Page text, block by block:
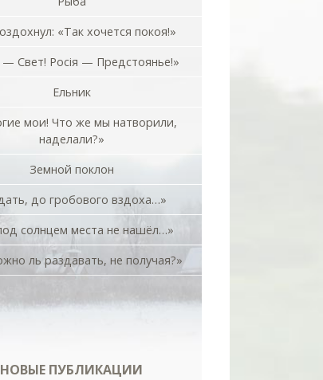
«Так хочется покоя!»
— Свет! Росiя — Предстоянье!»
Ельник
мои! Что же мы натворили,
наделали?»
Земной поклон
до гробового вздоха…»
солнцем места не нашёл…»
ль раздавать, не получая?»
НОВЫЕ ПУБЛИКАЦИИ